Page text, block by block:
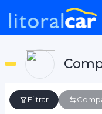
Filtrar